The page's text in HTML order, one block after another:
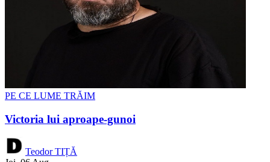
PE CE LUME TRĂIM
Victoria lui aproape-gunoi
Teodor TIȚĂ